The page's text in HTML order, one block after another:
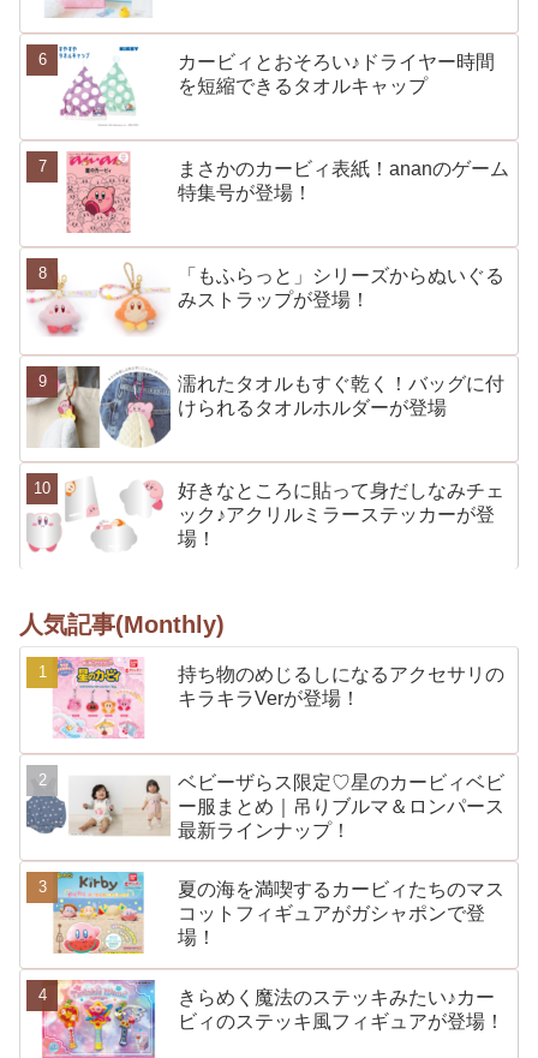
カービィとおそろい♪ドライヤー時間
を短縮できるタオルキャップ
まさかのカービィ表紙！ananのゲーム
特集号が登場！
「もふらっと」シリーズからぬいぐる
みストラップが登場！
濡れたタオルもすぐ乾く！バッグに付
けられるタオルホルダーが登場
好きなところに貼って身だしなみチェ
ック♪アクリルミラーステッカーが登
場！
人気記事(Monthly)
持ち物のめじるしになるアクセサリの
キラキラVerが登場！
ベビーザらス限定♡星のカービィベビ
ー服まとめ｜吊りブルマ＆ロンパース
最新ラインナップ！
夏の海を満喫するカービィたちのマス
コットフィギュアがガシャポンで登
場！
きらめく魔法のステッキみたい♪カー
ビィのステッキ風フィギュアが登場！